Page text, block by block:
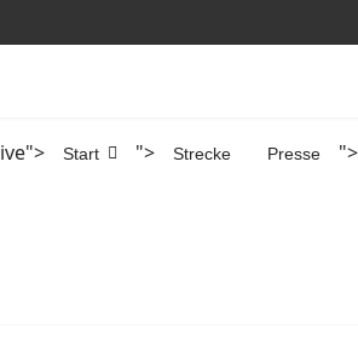
Start "> Strecke Presse ">